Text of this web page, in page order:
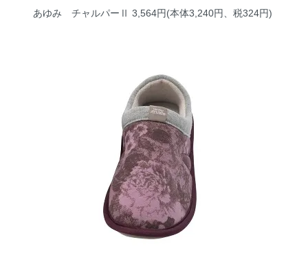
あゆみ チャルパーⅡ 3,564円(本体3,240円、税324円)